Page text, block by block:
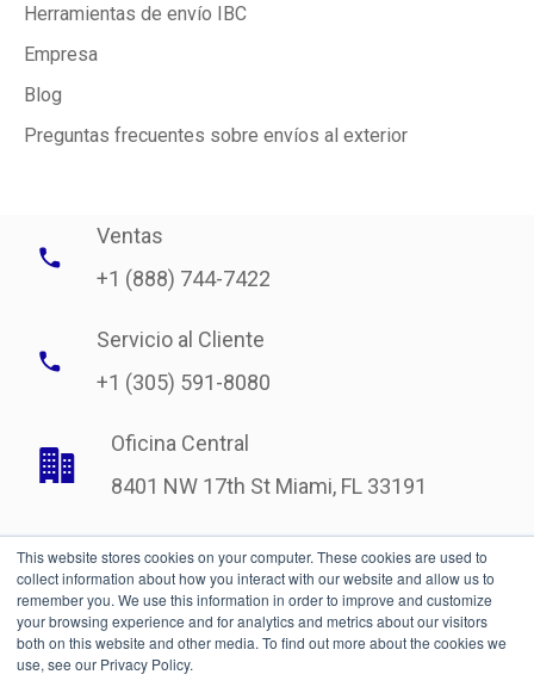
This website stores cookies on your computer. These cookies are used to
collect information about how you interact with our website and allow us to
remember you. We use this information in order to improve and customize
your browsing experience and for analytics and metrics about our visitors
both on this website and other media. To find out more about the cookies we
use, see our Privacy Policy.
Herramientas de envío IBC
Empresa
Blog
Preguntas frecuentes sobre envíos al exterior
Ventas
+1 (888) 744-7422
Servicio al Cliente
+1 (305) 591-8080
Oficina Central
8401 NW 17th St Miami, FL 33191